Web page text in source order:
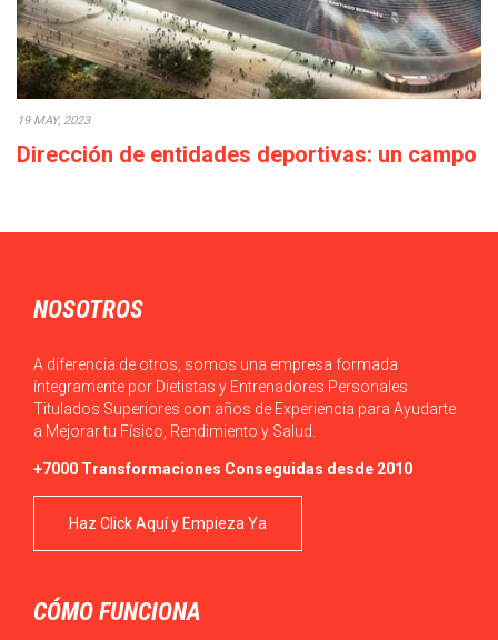
19 MAY, 2023
Dirección de entidades deportivas: un campo
NOSOTROS
A diferencia de otros, somos una empresa formada
íntegramente por Dietistas y Entrenadores Personales
Titulados Superiores con años de Experiencia para Ayudarte
a Mejorar tu Físico, Rendimiento y Salud.
+7000 Transformaciones Conseguidas desde 2010
Haz Click Aquí y Empieza Ya
CÓMO FUNCIONA